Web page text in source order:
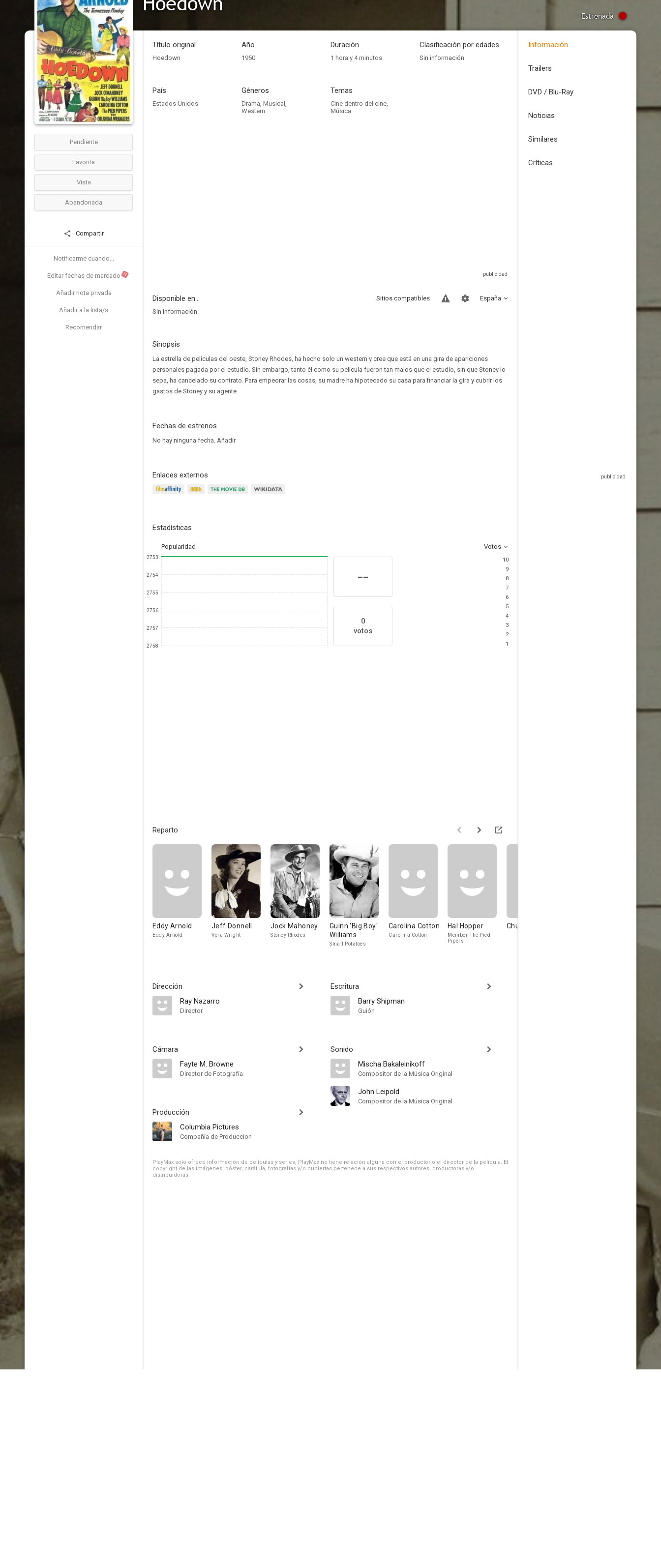
Estrenada
Pendiente
Favorita
Vista
Abandonada
Compartir
Notificarme cuando...
Editar fechas de marcado N
Añadir nota privada
Añadir a la lista/s
Recomendar
Título original
Hoedown
Año
1950
Duración
1 hora y 4 minutos
Clasificación por edades
Sin información
País
Estados Unidos
Géneros
Drama, Musical ,
Western
Temas
Cine dentro del cine,
Música
Disponible en... España
Sitios compatibles
Sin información
Sinopsis
La estrella de películas del oeste, Stoney Rhodes, ha hecho solo un western y cree que está en una gira de apariciones
personales pagada por el estudio. Sin embargo, tanto él como su película fueron tan malos que el estudio, sin que Stoney lo
sepa, ha cancelado su contrato. Para empeorar las cosas, su madre ha hipotecado su casa para financiar la gira y cubrir los
gastos de Stoney y su agente.
Fechas de estrenos
No hay ninguna fecha. Añadir
Enlaces externos
Estadísticas
Popularidad Votos
2753
2754
2755
2756
2757
2758
--
0
votos
10
9
8
7
6
5
4
3
2
1
Reparto
Eddy Arnold
Eddy Arnold
Jeff Donnell
Vera Wright
Jock Mahoney
Stoney Rhodes
Guinn 'Big Boy'
Williams
Small Potatoes
Carolina Cotton
Carolina Cotton
Hal Hopper
Member, The Pied
Pipers
Chuck Wright
Dirección
Ray Nazarro
Director
Cámara
Fayte M. Browne
Director de Fotografía
Producción
Columbia Pictures
Compañía de Produccion
Escritura
Barry Shipman
Guión
Sonido
Mischa Bakaleinikoff
Compositor de la Música Original
John Leipold
Compositor de la Música Original
PlayMax solo ofrece información de películas y series, PlayMax no tiene relación alguna con el productor o el director de la película. El
copyright de las imágenes, póster, carátula, fotografías y/o cubiertas pertenece a sus respectivos autores, productoras y/o
distribuidoras.
Información
Trailers
DVD / Blu-Ray
Noticias
Similares
Críticas